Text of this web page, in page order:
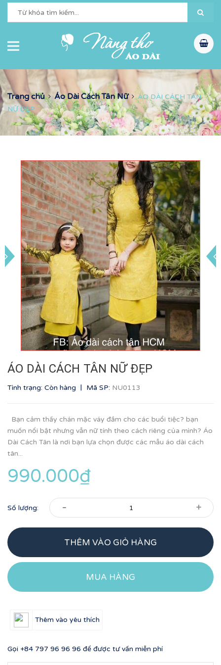
Trang chủ Áo Dài Cách Tân Nữ
ÁO DÀI CÁCH TÂN
NỮ ĐẸP
ÁO DÀI CÁCH TÂN NỮ ĐẸP
Tình trạng: Còn hàng | Mã SP: NU0113
Bạn cảm thấy chán mặc váy đầm cho các buổi tiệc? bạn
muốn nổi bật nhưng vẫn nữ tính theo cách riêng của mình? Áo
Dài Cách Tân là nơi bạn lựa chọn được các mẫu áo dài cách
tân...
990.000₫
Số lượng: - +
THÊM VÀO GIỎ HÀNG
MUA HÀNG
Thêm vào yêu thích
Gọi +84 797 96 96 96 để được tư vấn miễn phí